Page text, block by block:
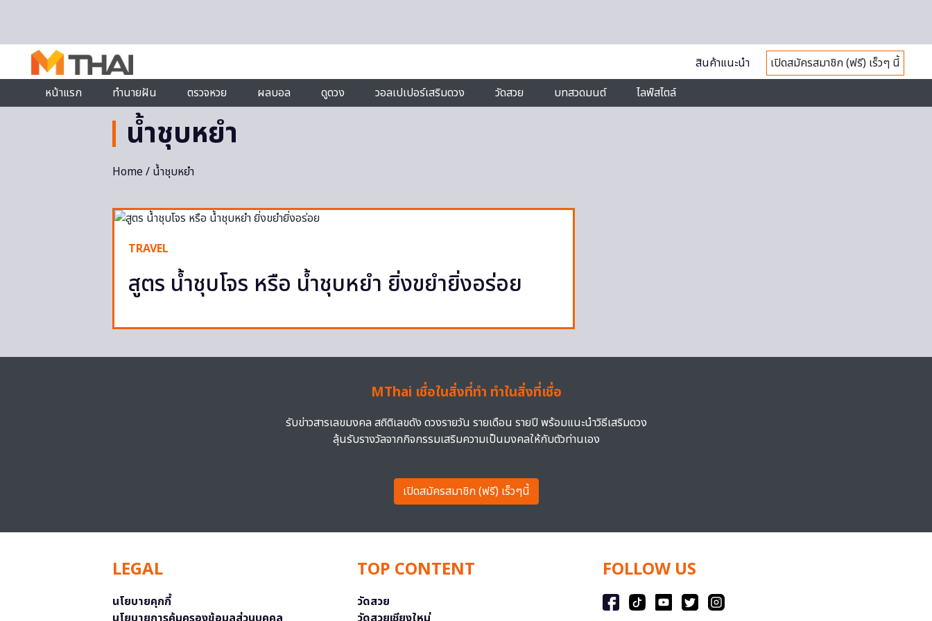
สินค้าแนะนำ
เปิดสมัครสมาชิก (ฟรี) เร็วๆ นี้
หน้าแรก
ทำนายฝัน ตรวจหวย ผลบอล ดูดวง วอลเปเปอร์เสริมดวง วัดสวย บทสวดมนต์ ไลฟ์สไตล์
น้ำชุบหยำ
Home/ น้ำชุบหยำ
TRAVEL
สูตร น้ำชุบโจร หรือ น้ำชุบหยำ ยิ่งขยำยิ่งอร่อย
MThai เชื่อในสิ่งที่ทำ ทำในสิ่งที่เชื่อ
รับข่าวสารเลขมงคล สถิติเลขดัง ดวงรายวัน รายเดือน รายปี พร้อมแนะนำวิธีเสริมดวง
ลุ้นรับรางวัลจากกิจกรรมเสริมความเป็นมงคลให้กับตัวท่านเอง
เปิดสมัครสมาชิก (ฟรี) เร็วๆนี้
LEGAL
นโยบายคุกกี้
TOP CONTENT
วัดสวย
FOLLOW US